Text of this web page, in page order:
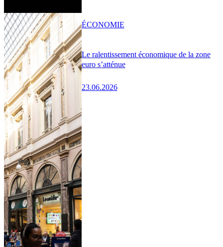
Le ralentissement économique de la zone
euro s’atténue
23.06.2026
ÉCONOMIE